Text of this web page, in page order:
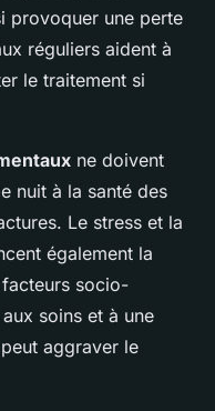
provoquer une perte
réguliers aident à
le traitement si
ne doivent
nuit à la santé des
Le stress et la
également la
socio-
soins et à une
aggraver le